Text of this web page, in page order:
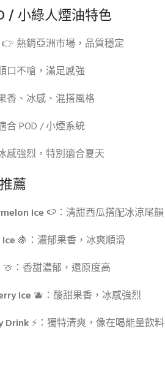
/ 小綠人煙油特色
👉 熱銷亞洲市場，品質穩定
口不嗆，滿足感強
香、冰感、混搭風格
合 POD / 小煙系統
感強烈，特別適合夏天
薦
Ice 🍉：清甜西瓜搭配冰涼尾韻
🍇：濃郁果香，冰爽順滑
🍈：香甜濃郁，還原度高
Ice 🫐：酸甜果香，冰感強烈
Drink⚡：獨特清爽，像在喝能量飲料